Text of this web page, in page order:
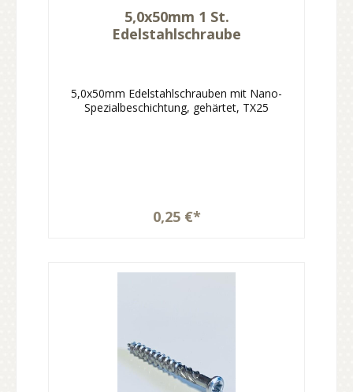
5,0x50mm 1 St.
Edelstahlschraube
5,0x50mm Edelstahlschrauben mit Nano-
Spezialbeschichtung, gehärtet, TX25
0,25 €*